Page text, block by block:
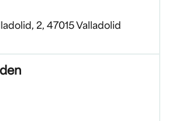
2, 47015 Valladolid